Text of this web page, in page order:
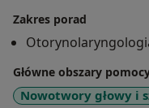
Jestem Członkiem
Onkologicznego,
naukowych z zakresu
Zakres porad
Główne obszary
Nowotwory głowy i